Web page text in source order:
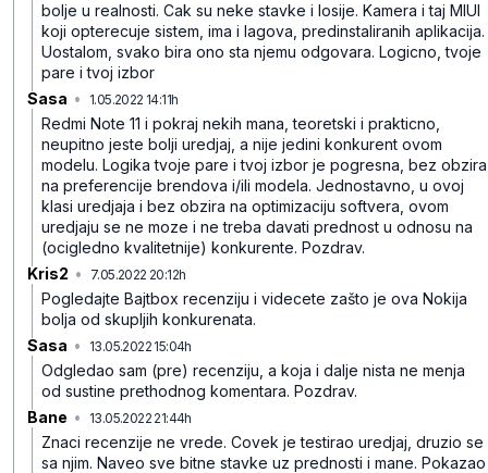
bolje u realnosti. Cak su neke stavke i losije. Kamera i taj MIUI
koji opterecuje sistem, ima i lagova, predinstaliranih aplikacija.
Uostalom, svako bira ono sta njemu odgovara. Logicno, tvoje
pare i tvoj izbor
Sasa • 1.05.2022 14:11h
Redmi Note 11 i pokraj nekih mana, teoretski i prakticno,
neupitno jeste bolji uredjaj, a nije jedini konkurent ovom
modelu. Logika tvoje pare i tvoj izbor je pogresna, bez obzira
na preferencije brendova i/ili modela. Jednostavno, u ovoj
klasi uredjaja i bez obzira na optimizaciju softvera, ovom
uredjaju se ne moze i ne treba davati prednost u odnosu na
(ocigledno kvalitetnije) konkurente. Pozdrav.
Kris2 • 7.05.2022 20:12h
Pogledajte Bajtbox recenziju i videcete zašto je ova Nokija
bolja od skupljih konkurenata.
Sasa • 13.05.2022 15:04h
Odgledao sam (pre) recenziju, a koja i dalje nista ne menja
od sustine prethodnog komentara. Pozdrav.
Bane • 13.05.2022 21:44h
Znaci recenzije ne vrede. Covek je testirao uredjaj, druzio se
sa njim. Naveo sve bitne stavke uz prednosti i mane. Pokazao